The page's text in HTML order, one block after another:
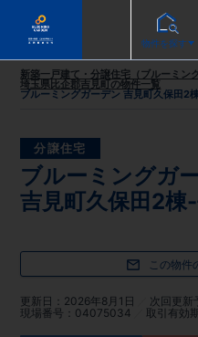
物件を探す
新築一戸建て・分譲住宅（ブルーミン
埼玉県比企郡吉見町の物件一覧
ブルーミングガーデン 吉見町久保田2
分譲住宅
ブルーミングガ
吉見町久保田2棟
この物件
更新日 2026年8月1日 次回更新
現場番号
04075034 取引有効